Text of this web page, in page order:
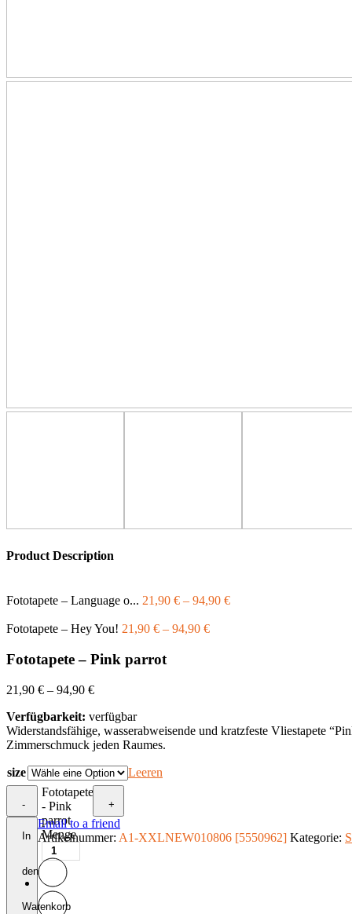
Product Description
Fototapete – Language o... 21,90 € – 94,90 €
Fototapete – Hey You! 21,90 € – 94,90 €
Fototapete – Pink parrot
21,90 € – 94,90 €
Verfügbarkeit: verfügbar
Widerstandsfähige, wasserabweisende und kratzfeste Vliestapete
Zimmerschmuck jeden Raumes.
size Leeren
-
Fototapete
- Pink
parrot
Menge
+
In
den
Warenkorb
Email to a friend
Artikelnummer: A1-XXLNEW010806 [5550962] Kategorie: